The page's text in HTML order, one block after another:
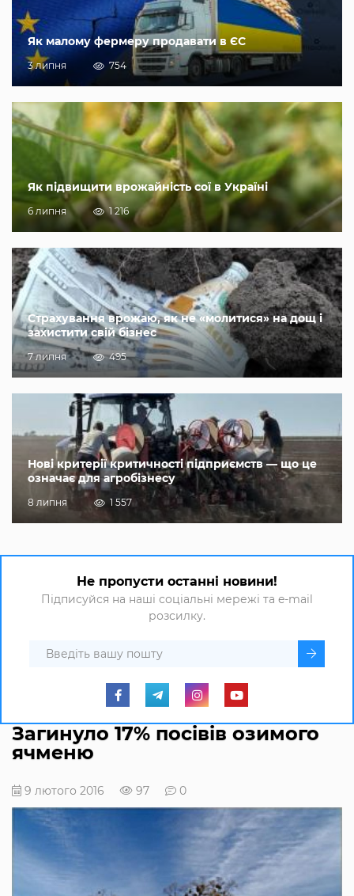
Як малому фермеру продавати в ЄС
3 липня 754
Як підвищити врожайність сої в Україні
6 липня 1 216
Страхування врожаю, як не «молитися» на дощ і
захистити свій бізнес
7 липня 495
Нові критерії критичності підприємств — що це
означає для агробізнесу
8 липня 1 557
Не пропусти останні новини!
Підписуйся на наші соціальні мережі та e-mail
розсилку.
Загинуло 17% посівів озимого
ячменю
9 лютого 2016 97 0